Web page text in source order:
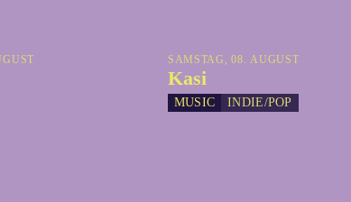
SAMSTAG, 08. AUGUST
Kasi
MUSIC INDIE/POP